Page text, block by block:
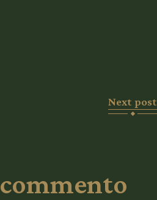
Next post